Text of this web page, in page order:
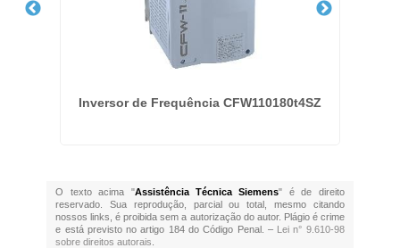
Inversor de Frequência CFW110180t4SZ
O texto acima "Assistência Técnica Siemens" é de direito
reservado. Sua reprodução, parcial ou total, mesmo citando
nossos links, é proibida sem a autorização do autor. Plágio é crime
e está previsto no artigo 184 do Código Penal. – Lei n° 9.610-98
sobre direitos autorais